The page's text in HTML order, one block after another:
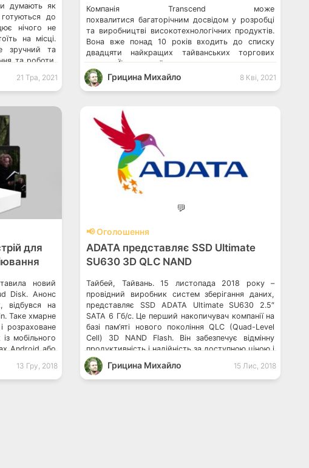
думають як
до
нічого не
на місці.
зручний та
та роботи.
[…]
21 Тра, 2021
Компанія Transcend може
похвалитися багаторічним досвідом у розробці
та виробництві високотехнологічних продуктів.
Вона вже понад 10 років входить до списку
двадцяти найкращих тайванських торгових
марок. Її пристрої неодноразово отримували
нагороди Taiwan Excellence Awards. Зокрема,
портативний жорсткий диск Transcend StoreJet
25M3C Моделі 2 ТБ: TS2TSJ25M3C […]
Грицина Михайло 8 Кві, 2021
для
новий
Disk. Анонс
відбувся на
Таке хмарне
розраховане
мобільного
Android або
компактну
13 Гру, 2018
💬
📢 Оголошення
ADATA представляє SSD Ultimate
SU630 3D QLC NAND
Тайбей, Тайвань. 15 листопада 2018 року –
провідний виробник систем зберігання даних,
представляє SSD ADATA Ultimate SU630 2.5″
SATA 6 Гб/с. Це перший накопичувач компанії на
базі пам’яті нового покоління QLC (Quad-Level
Cell) 3D NAND Flash. Він забезпечує відмінну
продуктивність і надійність за доступною ціною і
є альтернативою HDD при оновленні системи.
Продуктивність і надійність без […]
Грицина Михайло 15 Лис, 2018